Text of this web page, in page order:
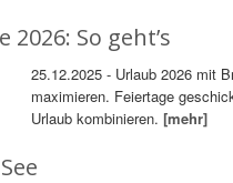
2026: So geht’s
25.12.2025 - Urlaub 2026 mit
maximieren. Feiertage
Urlaub kombinieren.[mehr]